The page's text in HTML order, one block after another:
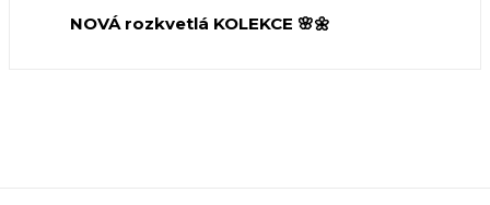
NOVÁ rozkvetlá KOLEKCE 🌸🌼